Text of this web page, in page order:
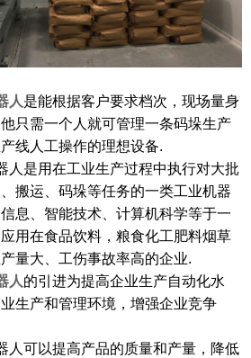
人是能根据客户要求档次，现场量身
只需一个人就可管理一条码垛生产
线人工操作的理想设备.
人是用在工业生产过程中执行对大批
搬运、码垛等任务的一类工业机器
息、智能技术、计算机科学等于一
用在食品饮料，粮食化工肥料烟草
量大、工伤事故率高的企业.
人的引进为提高企业生产自动化水
生产和管理环境，增强企业竞争
人可以提高产品的质量和产量，降低